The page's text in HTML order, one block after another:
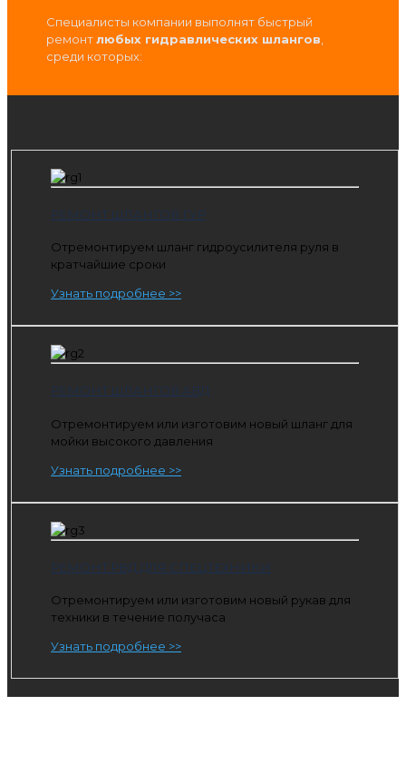
Специалисты компании выполнят быстрый
ремонтлюбых гидравлических шлангов
среди которых:
РЕМОНТ ШЛАНГОВ ГУР
Отремонтируем шланг гидроусилителя руля в
кратчайшие сроки
Узнать подробнее >>
РЕМОНТ ШЛАНГОВ АВД
Отремонтируем или изготовим новый шланг для
мойки высокого давления
Узнать подробнее >>
РЕМОНТ РВД ДЛЯ СПЕЦТЕХНИКИ
Отремонтируем или изготовим новый рукав для
техники в течение получаса
Узнать подробнее >>